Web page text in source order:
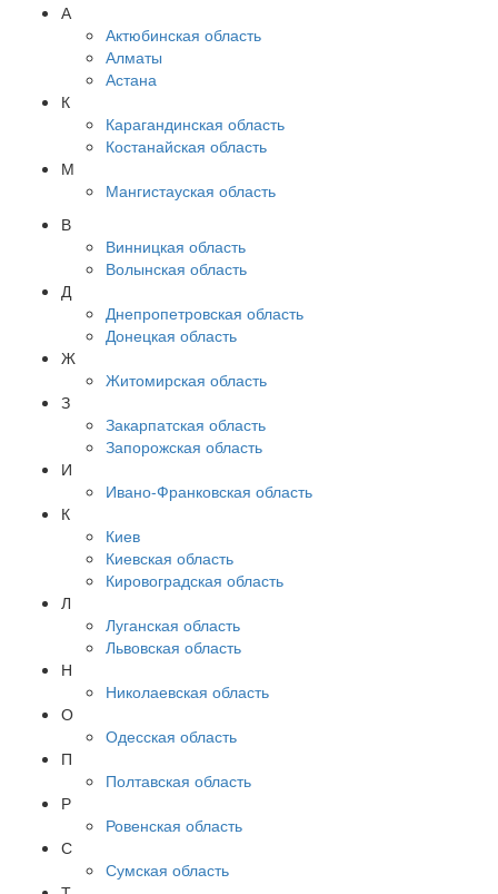
А
Актюбинская область
Алматы
Астана
К
Карагандинская область
Костанайская область
М
Мангистауская область
В
Винницкая область
Волынская область
Д
Днепропетровская область
Донецкая область
Ж
Житомирская область
З
Закарпатская область
Запорожская область
И
Ивано-Франковская область
К
Киев
Киевская область
Кировоградская область
Л
Луганская область
Львовская область
Н
Николаевская область
О
Одесская область
П
Полтавская область
Р
Ровенская область
С
Сумская область